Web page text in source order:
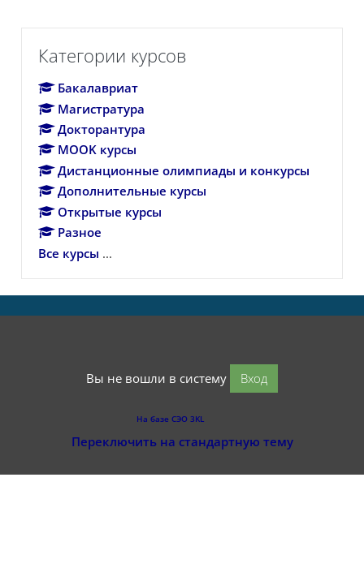
Категории курсов
Бакалавриат
Магистратура
Докторантура
MOOK курсы
Дистанционные олимпиады и конкурсы
Дополнительные курсы
Открытые курсы
Разное
Все курсы ...
Вы не вошли в систему Вход
На базе СЭО 3KL
Переключить на стандартную тему